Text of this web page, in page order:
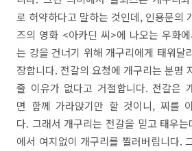
로 허약하다고 말하는 것인데, 인용문의
즈의 영화 <아카딘 씨>에 나오는 우화
는 강을 건너기 위해 개구리에게 태워달
장합니다. 전갈의 요청에 개구리는 분명
줄 이유가 없다고 거절합니다. 전갈은
면 함께 가라앉기만 할 것이니, 찌를
다. 그래서 개구리는 전갈을 믿고 태우
에서 여지없이 개구리를 찔러버립니다.